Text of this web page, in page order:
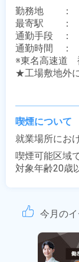
勤務地　　：
最寄駅　　：
通勤手段　：
通勤時間　：
※東名高速道
★工場敷地外
喫煙について
就業場所にお
喫煙可能区域
対象年齢20歳
今月の